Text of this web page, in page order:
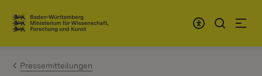
Zum Inhalt springen
Link zur Startseite
Pressemitteilungen